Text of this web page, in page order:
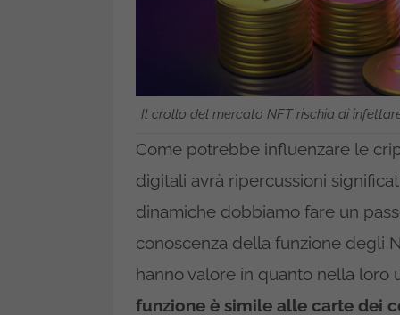
Il crollo del mercato NFT rischia di
Come potrebbe influenzare le
digitali avrà ripercussioni
dinamiche dobbiamo fare un
conoscenza della funzione degli
hanno valore in quanto nella loro
funzione è simile alle carte dei